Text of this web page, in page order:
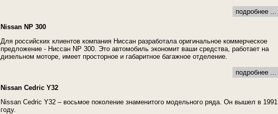
подробнее ...
Nissan NP 300
Для российских клиентов компания Ниссан разработала оригинальное коммерческое
предложение - Ниссан NP 300. Это автомобиль экономит ваши средства, работает на
дизельном моторе, имеет просторное и габаритное багажное отделение.
подробнее ...
Nissan Cedric Y32
Nissan Cedric Y32 – восьмое поколение знаменитого модельного ряда. Он вышел в 1991
году.